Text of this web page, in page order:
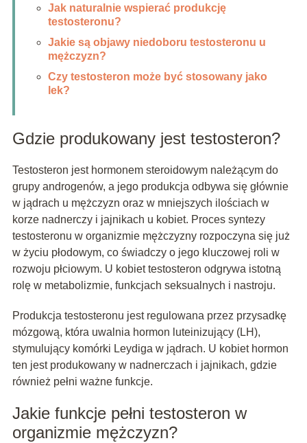
Jak naturalnie wspierać produkcję
testosteronu?
Jakie są objawy niedoboru testosteronu u
mężczyzn?
Czy testosteron może być stosowany jako
lek?
Gdzie produkowany jest testosteron?
Testosteron jest hormonem steroidowym należącym do
grupy androgenów, a jego produkcja odbywa się głównie
w jądrach u mężczyzn oraz w mniejszych ilościach w
korze nadnerczy i jajnikach u kobiet. Proces syntezy
testosteronu w organizmie mężczyzny rozpoczyna się już
w życiu płodowym, co świadczy o jego kluczowej roli w
rozwoju płciowym. U kobiet testosteron odgrywa istotną
rolę w metabolizmie, funkcjach seksualnych i nastroju.
Produkcja testosteronu jest regulowana przez przysadkę
mózgową, która uwalnia hormon luteinizujący (LH),
stymulujący komórki Leydiga w jądrach. U kobiet hormon
ten jest produkowany w nadnerczach i jajnikach, gdzie
również pełni ważne funkcje.
Jakie funkcje pełni testosteron w
organizmie mężczyzn?